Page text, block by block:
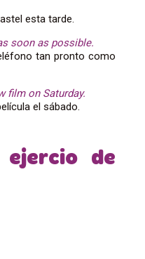
esta tarde.
soon as possible.
tan pronto como
film on Saturday.
el sábado.
ejercio de